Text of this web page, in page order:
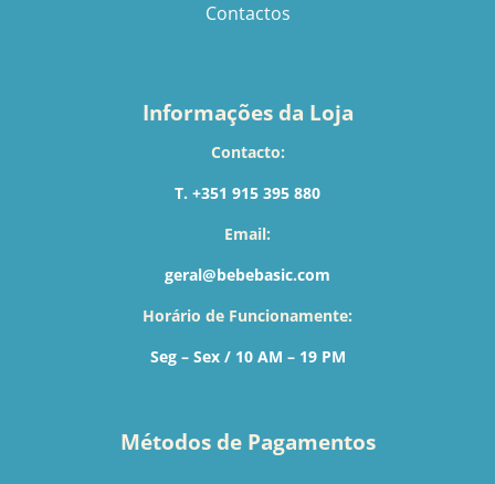
Contactos
Informações da Loja
Contacto:
T. +351 915 395 880
Email:
geral@bebebasic.com
Horário de Funcionamente:
Seg – Sex / 10 AM – 19 PM
Métodos de Pagamentos